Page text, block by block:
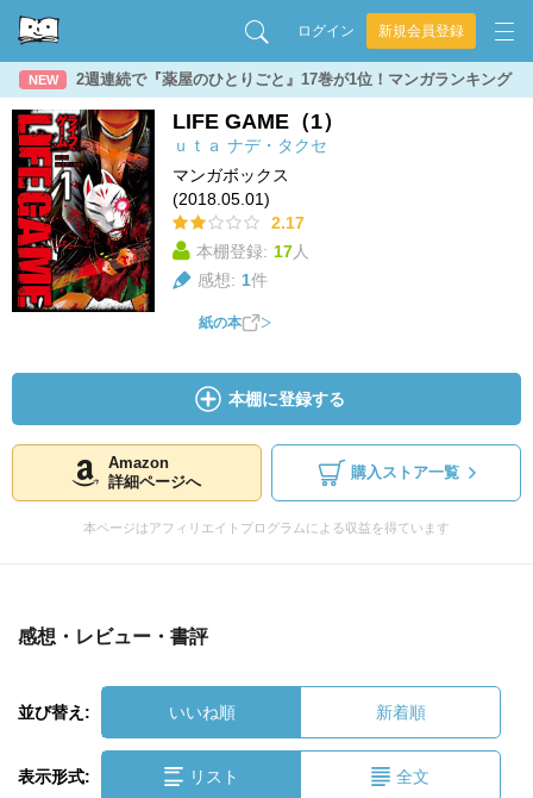
ログイン 新規会員登録
NEW 2週連続で『薬屋のひとりごと』17巻が1位！マンガランキング
LIFE GAME（1）
ｕｔａ ナデ・タクセ
マンガボックス
(2018.05.01)
2.17
本棚登録: 17人
感想: 1件
紙の本
本棚に登録する
Amazon
詳細ページへ
購入ストア一覧
本ページはアフィリエイトプログラムによる収益を得ています
感想・レビュー・書評
並び替え: いいね順 新着順
表示形式: リスト 全文